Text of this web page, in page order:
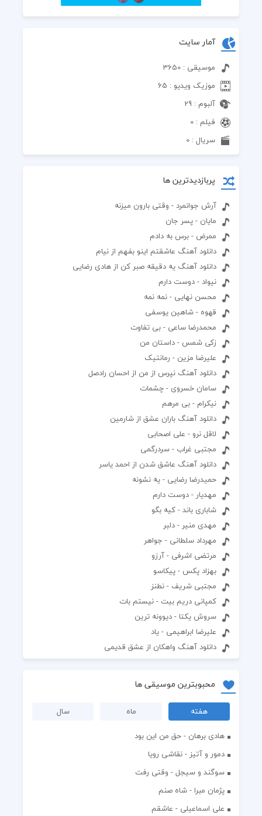
آمار سایت
موسیقی : 3650
موزیک ویدیو : 65
آلبوم : 29
فیلم : 0
سریال : 0
پربازدیدترین ها
آرش جوانمرد - وقتی بارون میزنه
مایان - پسر جان
ممرض - برس به دادم
دانلود آهنگ عاشقتم اینو بفهم از نیام
دانلود آهنگ یه دقیقه صبر کن از هادی رضایی
نیواد - دوست دارم
محسن نهایی - نمه نمه
قهوه - شاهین یوسفی
محمدرضا ساعی - بی تفاوت
زکی شمس - داستان من
علیرضا مزین - رمانتیک
دانلود آهنگ نپرس از من از احسان رادصل
سامان خسروی - چشمات
نیکرام - بی مرهم
دانلود آهنگ باران عشق از شارمین
لاقل نرو - علی اصحابی
مجتبی غراب - سردرگمی
دانلود آهنگ عاشق شدن از احمد یاسر
حمیدرضا رضایی - یه نشونه
مهدیار - دوست دارم
شاباری باند - کیه بگو
مهدی منیر - دلبر
مهرداد سلطانی - جواهر
مرتضی اشرفی - آرزو
بهزاد پکس - پیکاسو
مجتبی شریف - نطنز
کمپانی دریم بیت - نیستم بات
سروش یکتا - دیوونه ترین
علیرضا ابراهیمی - یاد
دانلود آهنگ واهکان از عشق قدیمی
محبوبترین موسیقی ها
هفته ماه
سال
هادی برهان - حق من این بود
دمور و آتیز - نقاشی رویا
سوگند و سیجل - وقتی رفت
پژمان مبرا - شاه صنم
علی اسماعیلی - عاشقم